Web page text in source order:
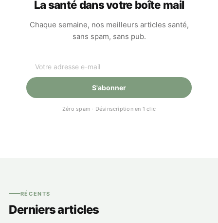
La santé dans votre boîte mail
Chaque semaine, nos meilleurs articles santé,
sans spam, sans pub.
S'abonner
Zéro spam · Désinscription en 1 clic
RÉCENTS
Derniers articles